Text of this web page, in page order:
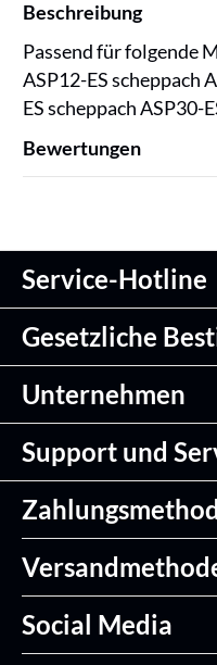
Beschreibung
Passend für folgende
ASP12-ES scheppach
ES scheppach ASP30-
Bewertungen
Service-Hotline
Gesetzliche
Unternehmen
Support und
Social Media